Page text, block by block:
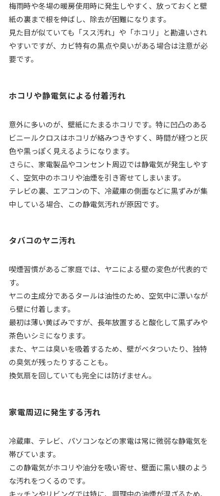
梅雨時や冬場の暖房使用時に発生しやすく、放っておくと壁
紙の裏まで根を伸ばし、除去が困難になります。
見た目が似ていても「スス汚れ」や「ホコリ」と勘違いされ
やすいですが、カビ特有の黒点や臭いがある場合は注意が必
要です。
ホコリや静電気による付着汚れ
意外に多いのが、壁紙にたまるホコリです。特に凹凸のある
ビニールクロスはホコリが絡みつきやすく、時間が経つと灰
色や黒っぽく見えるようになります。
さらに、家電製品やコンセント周辺では静電気が発生しやす
く、空気中のホコリや油煙を引き寄せてしまいます。
テレビの裏、エアコンの下、冷蔵庫の側面などに黒ずみが集
中している場合、この静電気汚れが原因です。
タバコのヤニ汚れ
喫煙習慣があるご家庭では、ヤニによる壁の変色が代表的で
す。
ヤニの主成分であるタールは油性のため、空気中に漂いなが
ら壁に付着します。
最初は薄い黄ばみですが、長年放置すると酸化して黒ずみや
茶色いシミになります。
また、ヤニは臭いを吸着するため、壁がベタついたり、独特
の臭気が残ったりすることも。
換気扇を回していても完全には防げません。
家電周辺に発生する汚れ
冷蔵庫、テレビ、パソコンなどの家電は常に微弱な静電気を
帯びています。
この静電気がホコリや油分を吸い寄せ、壁面に黒い膜のよう
な汚れをつくるのです。
キッチンやリビングでは特に、調理中の油煙が混ざるため、